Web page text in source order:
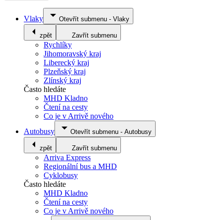
Vlaky Otevřít submenu - Vlaky
zpět Zavřít submenu
Rychlíky
Jihomoravský kraj
Liberecký kraj
Plzeňský kraj
Zlínský kraj
Často hledáte
MHD Kladno
Čtení na cesty
Co je v Arrivě nového
Autobusy
Otevřít submenu - Autobusy
zpět Zavřít submenu
Arriva Express
Regionální bus a MHD
Cyklobusy
Často hledáte
MHD Kladno
Čtení na cesty
Co je v Arrivě nového